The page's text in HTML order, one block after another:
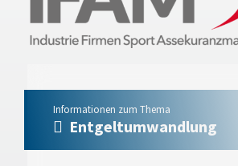
Informationen zum Thema
Entgeltumwandlung